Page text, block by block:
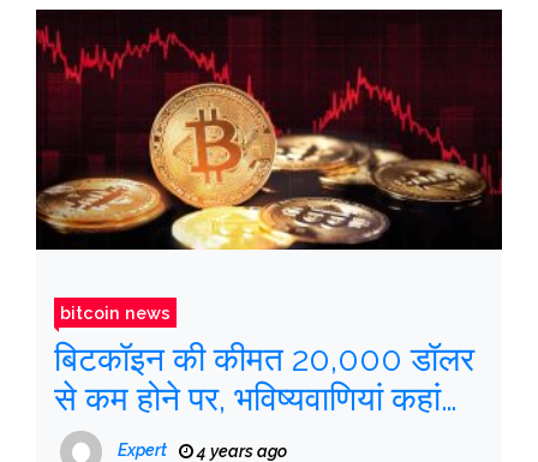
bitcoin news
बिटकॉइन की कीमत 20,000 डॉलर
से कम होने पर, भविष्यवाणियां कहां
इंगित करती हैं?
Expert 4 years ago